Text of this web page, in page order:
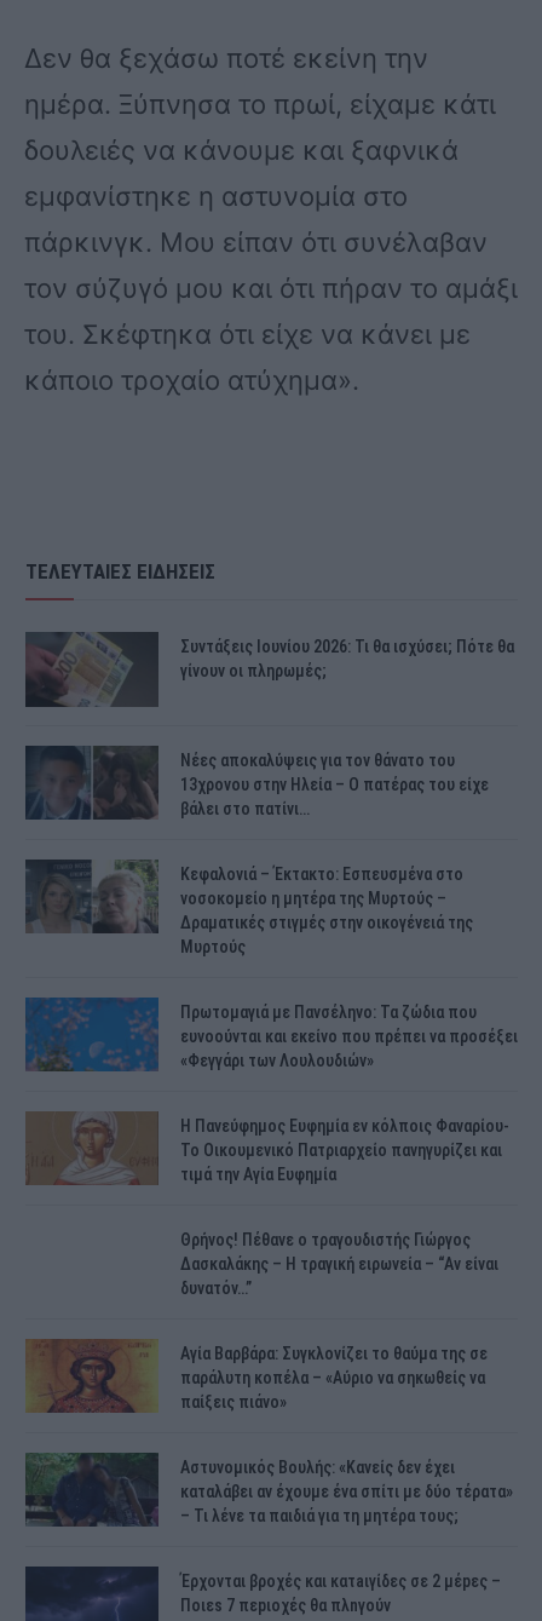
Δεν θα ξεχάσω ποτέ εκείνη την
ημέρα. Ξύπνησα το πρωί, είχαμε κάτι
δουλειές να κάνουμε και ξαφνικά
εμφανίστηκε η αστυνομία στο
πάρκινγκ. Μου είπαν ότι συνέλαβαν
τον σύζυγό μου και ότι πήραν το αμάξι
του. Σκέφτηκα ότι είχε να κάνει με
κάποιο τροχαίο ατύχημα».
ΤΕΛΕΥΤΑΙΕΣ ΕΙΔΗΣΕΙΣ
Συντάξεις Ιουνίου 2026: Τι θα ισχύσει; Πότε θα
γίνουν οι πληρωμές;
Νέες αποκαλύψεις για τον θάνατο του
13χρονου στην Ηλεία – Ο πατέρας του είχε
βάλει στο πατίνι…
Κεφαλονιά – Έκτακτο: Εσπευσμένα στο
νοσοκομείο η μητέρα της Μυρτούς –
Δραματικές στιγμές στην οικογένειά της
Μυρτούς
Πρωτομαγιά με Πανσέληνο: Τα ζώδια που
ευνοούνται και εκείνο που πρέπει να προσέξει
«Φεγγάρι των Λουλουδιών»
H Πανεύφημος Ευφημία εν κόλποις Φαναρίου-
Το Οικουμενικό Πατριαρχείο πανηγυρίζει και
τιμά την Αγία Ευφημία
Θρήνος! Πέθανε ο τραγουδιστής Γιώργος
Δασκαλάκης – Η τραγική ειρωνεία – “Αν είναι
δυνατόν…”
Αγία Βαρβάρα: Συγκλονίζει το θαύμα της σε
παράλυτη κοπέλα – «Αύριο να σηκωθείς να
παίξεις πιάνο»
Αστυνομικός Bουλής: «Κανείς δεν έχει
καταλάβει αν έχουμε ένα σπίτι με δύο τέρατα»
– Τι λένε τα παιδιά για τη μητέρα τους;
Έρχονται βροχές και κατaιγίδες σε 2 μέpες –
Ποιεs 7 πεpιοχές θα πλnγούν